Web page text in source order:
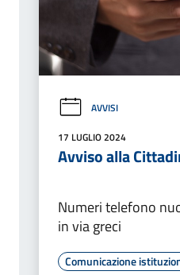
AVVISI
17 LUGLIO 2024
Avviso alla
Numeri telefono
in via greci
Comunicazione